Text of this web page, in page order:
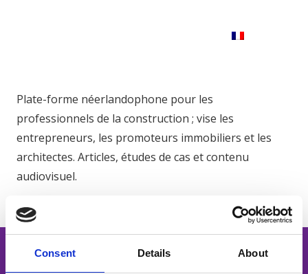
Consent Details About
Plate-forme néerlandophone pour les
professionnels de la construction ; vise les
entrepreneurs, les promoteurs immobiliers et les
architectes. Articles, études de cas et contenu
audiovisuel.